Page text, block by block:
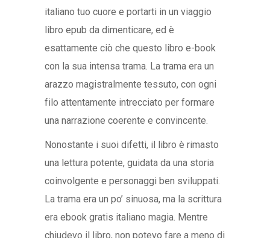
italiano tuo cuore e portarti in un viaggio
libro epub da dimenticare, ed è
esattamente ciò che questo libro e-book
con la sua intensa trama. La trama era un
arazzo magistralmente tessuto, con ogni
filo attentamente intrecciato per formare
una narrazione coerente e convincente.
Nonostante i suoi difetti, il libro è rimasto
una lettura potente, guidata da una storia
coinvolgente e personaggi ben sviluppati.
La trama era un po’ sinuosa, ma la scrittura
era ebook gratis italiano magia. Mentre
chiudevo il libro, non potevo fare a meno di